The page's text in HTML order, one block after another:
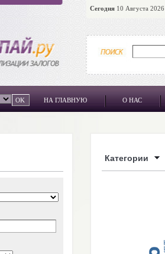
Сегодня 10 Августа 2026
НА ГЛАВНУЮ О НАС
Категории